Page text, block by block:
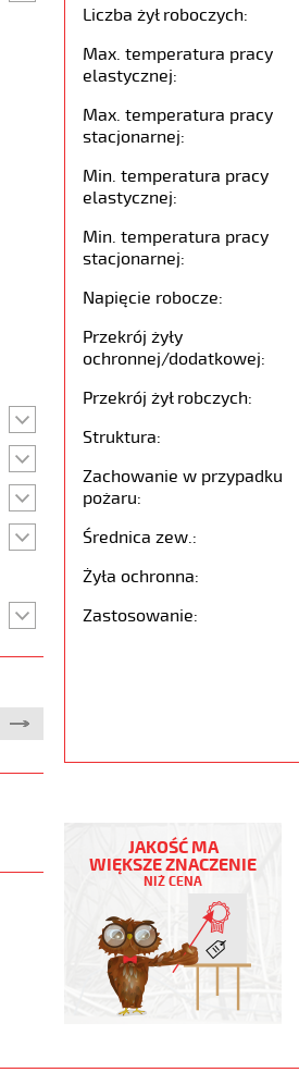
Liczba żył roboczych:
Max. temperatura pracy
elastycznej:
Max. temperatura pracy
stacjonarnej:
Min. temperatura pracy
elastycznej:
Min. temperatura pracy
stacjonarnej:
Napięcie robocze:
Przekrój żyły
ochronnej/dodatkowej:
Przekrój żył robczych:
Struktura:
Zachowanie w przypadku
pożaru:
Średnica zew.:
Żyła ochronna:
Zastosowanie:
5G4
Kabel
czarne
numerowane
JZ-
JAKOŚĆ MA
WIĘKSZE ZNACZENIE
NIŻ CENA